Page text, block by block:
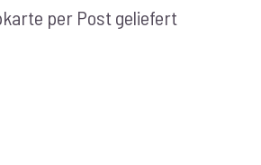
per Post geliefert